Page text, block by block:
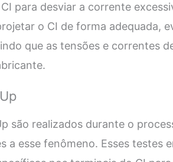
para desviar a corrente
o CI de forma adequada,
que as tensões e correntes
são realizados durante o
a esse fenômeno. Esses testes